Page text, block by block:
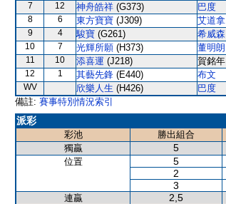
7
12 神舟皓祥 (G373) 巴度
8
6 東方寶寶 (J309) 艾道拿
9
4 駿寶 (G261) 希威森
10
7 光輝所願 (H373) 董明朗
11
10 添喜運 (J218) 賀銘年
12
1 其藝先鋒 (E440) 布文
WV
欣樂人生 (H426) 巴度
備註: 賽事特別情況索引
派彩
彩池 勝出組合
獨贏
5
位置 5
2
3
連贏 2,5